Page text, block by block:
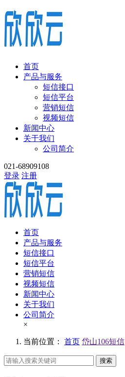
首页
产品与服务
短信接口
短信平台
营销短信
视频短信
新闻中心
关于我们
公司简介
021-68909108
登录 注册
首页
产品与服务
短信接口
短信平台
营销短信
视频短信
新闻中心
关于我们
公司简介
×
当前位置： 首页 岱山106短信
搜索